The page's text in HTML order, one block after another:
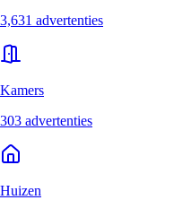
3,631 advertenties
Kamers
303 advertenties
Huizen